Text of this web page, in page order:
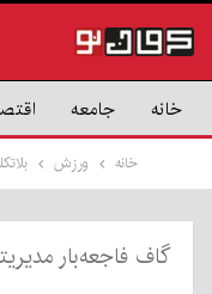
خانه جامعه
خانه ورزش
گاف فاجعه‌بار